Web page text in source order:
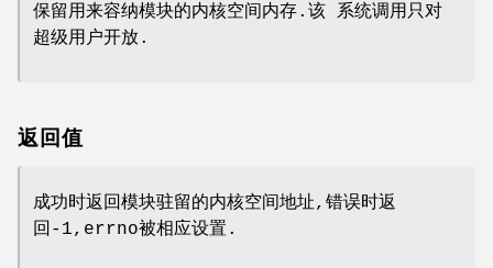
保留用来容纳模块的内核空间内存.该 系统调用只对
超级用户开放.
返回值
成功时返回模块驻留的内核空间地址,错误时返
回-1,errno被相应设置.